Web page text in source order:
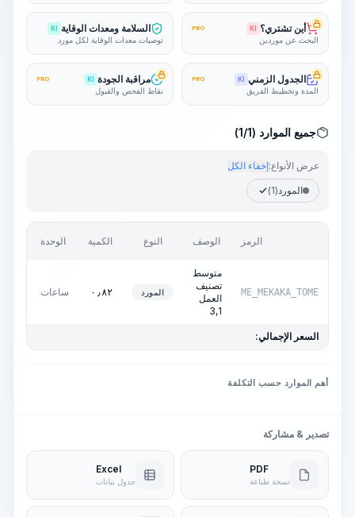
أين تشتري؟ KI
PRO
البحث عن موردين
السلامة ومعدات الوقاية KI
توصيات معدات الوقاية لكل مورد
الجدول الزمني KI
PRO
المدة وتخطيط الفريق
مراقبة الجودة KI
PRO
نقاط الفحص والقبول
جميع الموارد (1/1)
عرض الأنواع:إخفاء الكل
المورد(1)
الرمز الوصف النوع الكمية الوحدة
ME_MEKAKA_TOME
متوسط
تصنيف
العمل
3,1
المورد ٠٫٨٢ ساعات
السعر الإجمالي:
أهم الموارد حسب التكلفة
تصدير & مشاركة
PDF
نسخة طباعة
Excel
جدول بيانات